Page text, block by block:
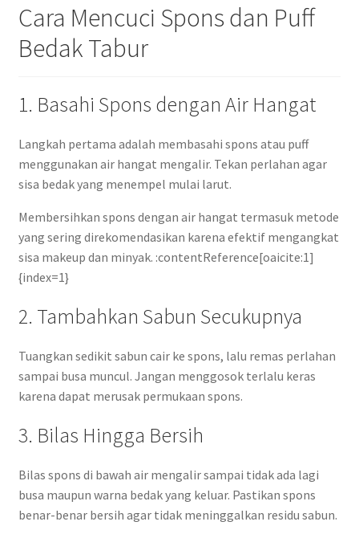
Cara Mencuci Spons dan Puff
Bedak Tabur
1. Basahi Spons dengan Air Hangat
Langkah pertama adalah membasahi spons atau puff
menggunakan air hangat mengalir. Tekan perlahan agar
sisa bedak yang menempel mulai larut.
Membersihkan spons dengan air hangat termasuk metode
yang sering direkomendasikan karena efektif mengangkat
sisa makeup dan minyak. :contentReference[oaicite:1]
{index=1}
2. Tambahkan Sabun Secukupnya
Tuangkan sedikit sabun cair ke spons, lalu remas perlahan
sampai busa muncul. Jangan menggosok terlalu keras
karena dapat merusak permukaan spons.
3. Bilas Hingga Bersih
Bilas spons di bawah air mengalir sampai tidak ada lagi
busa maupun warna bedak yang keluar. Pastikan spons
benar-benar bersih agar tidak meninggalkan residu sabun.